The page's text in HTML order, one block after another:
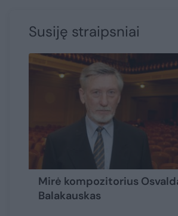
Susiję straipsniai
Mirė kompozitorius
Balakauskas